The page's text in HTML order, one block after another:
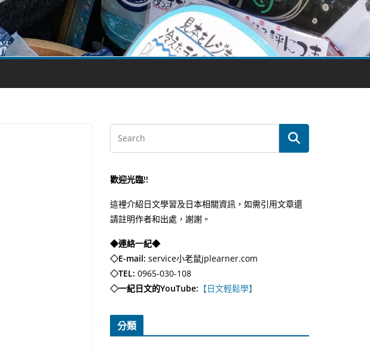
歡迎光臨!!
這裡介紹日文學習及日本相關資訊，如需引用文章還
請註明作者和出處，謝謝。
◆連絡一紀◆
◇E-mail: service小老鼠jplearner.com
◇TEL: 0965-030-108
◇一紀日文的YouTube: 【日文輕鬆學】
分類